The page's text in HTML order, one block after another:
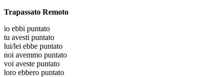
Trapassato Remoto
io ebbi puntato
tu avesti puntato
lui/lei ebbe puntato
noi avemmo puntato
voi aveste puntato
loro ebbero puntato